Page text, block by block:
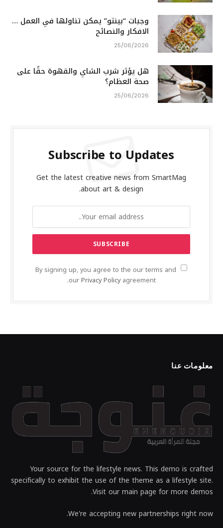
وجبات “بينتو” يمكن تناولها في العمل …
الافكار والنصائح
25/06/2026
هل يؤثر شرب الشاي والقهوة حقًا على
صحة العظام؟
25/06/2026
Subscribe to Updates
Get the latest creative news from SmartMag
about art & design.
By signing up, you agree to the our terms and
ourPrivacy Policyagreement.
معلومات عنا
Your source for the lifestyle news. This demo is crafted
specifically to exhibit the use of the theme as a lifestyle site.
Visit our main page for more demos.
We're accepting new partnerships right now.